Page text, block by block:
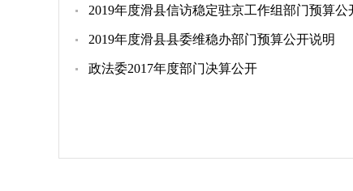
2019年度滑县信访稳定驻京工作组部门预算公
2019年度滑县县委维稳办部门预算公开说明
政法委2017年度部门决算公开